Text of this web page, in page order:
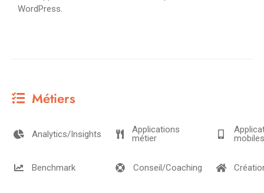
WordPress.
Métiers
Analytics/Insights
Applications
métier
mobiles
Benchmark Conseil/Coaching